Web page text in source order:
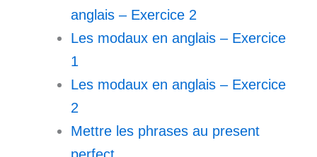
anglais – Exercice 2
Les modaux en anglais – Exercice
1
Les modaux en anglais – Exercice
2
Mettre les phrases au present